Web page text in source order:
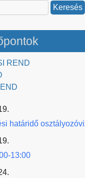
REND
határidő
13:00